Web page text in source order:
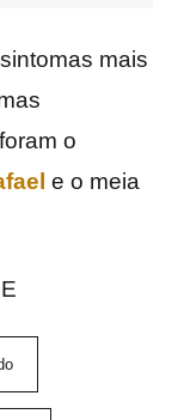
mais
o
e o meia